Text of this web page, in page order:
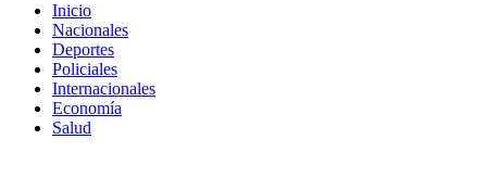
Inicio
Nacionales
Deportes
Policiales
Internacionales
Economía
Salud